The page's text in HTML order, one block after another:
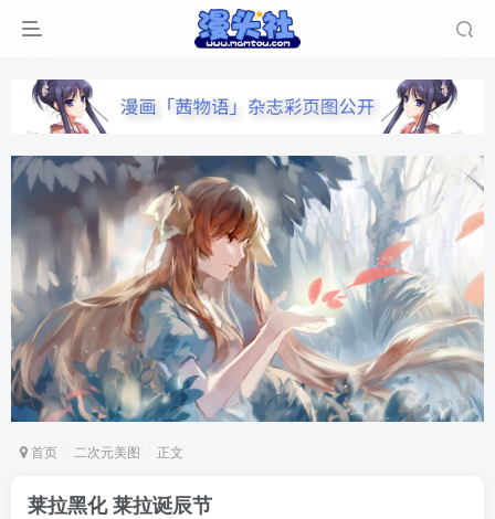
首页 二次元美图 正文
莱拉黑化 莱拉诞辰节